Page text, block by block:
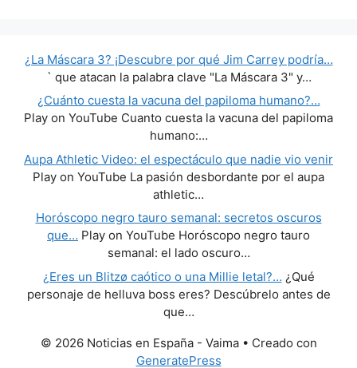
¿La Máscara 3? ¡Descubre por qué Jim Carrey podría…
` que atacan la palabra clave "La Máscara 3" y…
¿Cuánto cuesta la vacuna del papiloma humano?…
Play on YouTube Cuanto cuesta la vacuna del papiloma
humano:…
Aupa Athletic Video: el espectáculo que nadie vio venir
Play on YouTube La pasión desbordante por el aupa
athletic…
Horóscopo negro tauro semanal: secretos oscuros
que… Play on YouTube Horóscopo negro tauro
semanal: el lado oscuro…
¿Eres un Blitzø caótico o una Millie letal?… ¿Qué
personaje de helluva boss eres? Descúbrelo antes de
que…
© 2026 Noticias en España - Vaima• Creado con
GeneratePress